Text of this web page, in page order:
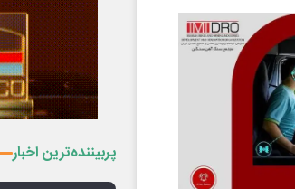
پربیننده‌ترین اخبار